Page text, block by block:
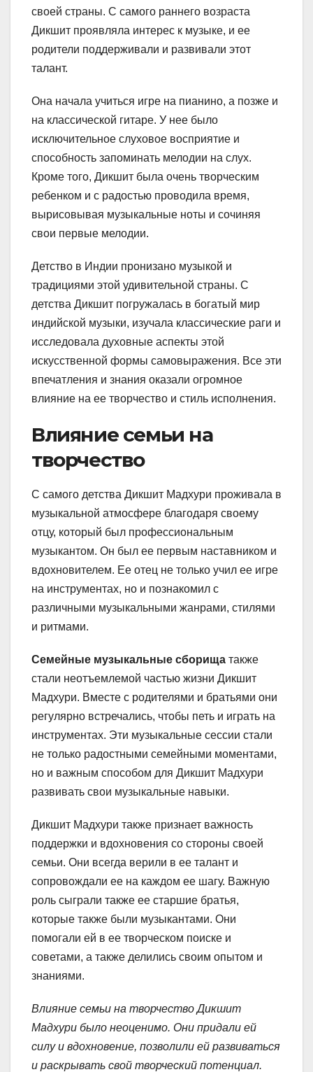
своей страны. С самого раннего возраста
Дикшит проявляла интерес к музыке, и ее
родители поддерживали и развивали этот
талант.
Она начала учиться игре на пианино, а позже и
на классической гитаре. У нее было
исключительное слуховое восприятие и
способность запоминать мелодии на слух.
Кроме того, Дикшит была очень творческим
ребенком и с радостью проводила время,
вырисовывая музыкальные ноты и сочиняя
свои первые мелодии.
Детство в Индии пронизано музыкой и
традициями этой удивительной страны. С
детства Дикшит погружалась в богатый мир
индийской музыки, изучала классические раги и
исследовала духовные аспекты этой
искусственной формы самовыражения. Все эти
впечатления и знания оказали огромное
влияние на ее творчество и стиль исполнения.
Влияние семьи на
творчество
С самого детства Дикшит Мадхури проживала в
музыкальной атмосфере благодаря своему
отцу, который был профессиональным
музыкантом. Он был ее первым наставником и
вдохновителем. Ее отец не только учил ее игре
на инструментах, но и познакомил с
различными музыкальными жанрами, стилями
и ритмами.
Семейные музыкальные сборища также
стали неотъемлемой частью жизни Дикшит
Мадхури. Вместе с родителями и братьями они
регулярно встречались, чтобы петь и играть на
инструментах. Эти музыкальные сессии стали
не только радостными семейными моментами,
но и важным способом для Дикшит Мадхури
развивать свои музыкальные навыки.
Дикшит Мадхури также признает важность
поддержки и вдохновения со стороны своей
семьи. Они всегда верили в ее талант и
сопровождали ее на каждом ее шагу. Важную
роль сыграли также ее старшие братья,
которые также были музыкантами. Они
помогали ей в ее творческом поиске и
советами, а также делились своим опытом и
знаниями.
Влияние семьи на творчество Дикшит
Мадхури было неоценимо. Они придали ей
силу и вдохновение, позволили ей развиваться
и раскрывать свой творческий потенциал.